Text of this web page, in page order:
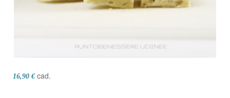
16,90 € cad.